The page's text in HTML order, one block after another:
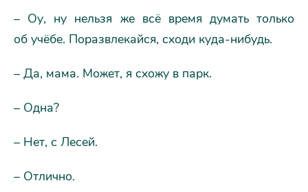
– Оу, ну нельзя же всё время думать только
об учёбе. Поразвлекайся, сходи куда-нибудь.
– Да, мама. Может, я схожу в парк.
– Одна?
– Нет, с Лесей.
– Отлично.